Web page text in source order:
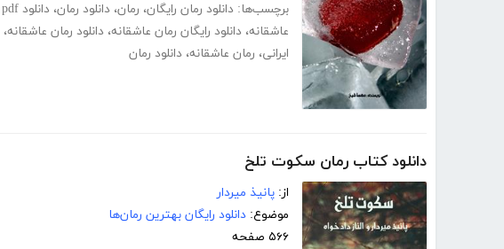
برچسب‌ها: دانلود رمان رایگان، رمان، دانلود رمان، دانلود pdf رمان
عاشقانه، دانلود رایگان رمان عاشقانه، دانلود رمان عاشقانه،
ایرانی، رمان عاشقانه، دانلود رمان
دانلود کتاب رمان سکوت تلخ
از: پانیذ میردار
موضوع: دانلود رایگان بهترین رمان‌ها
۵۶۶ صفحه